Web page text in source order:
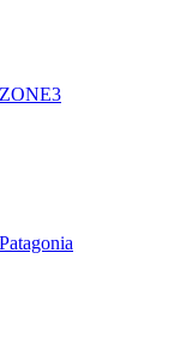
ZONE3
Patagonia